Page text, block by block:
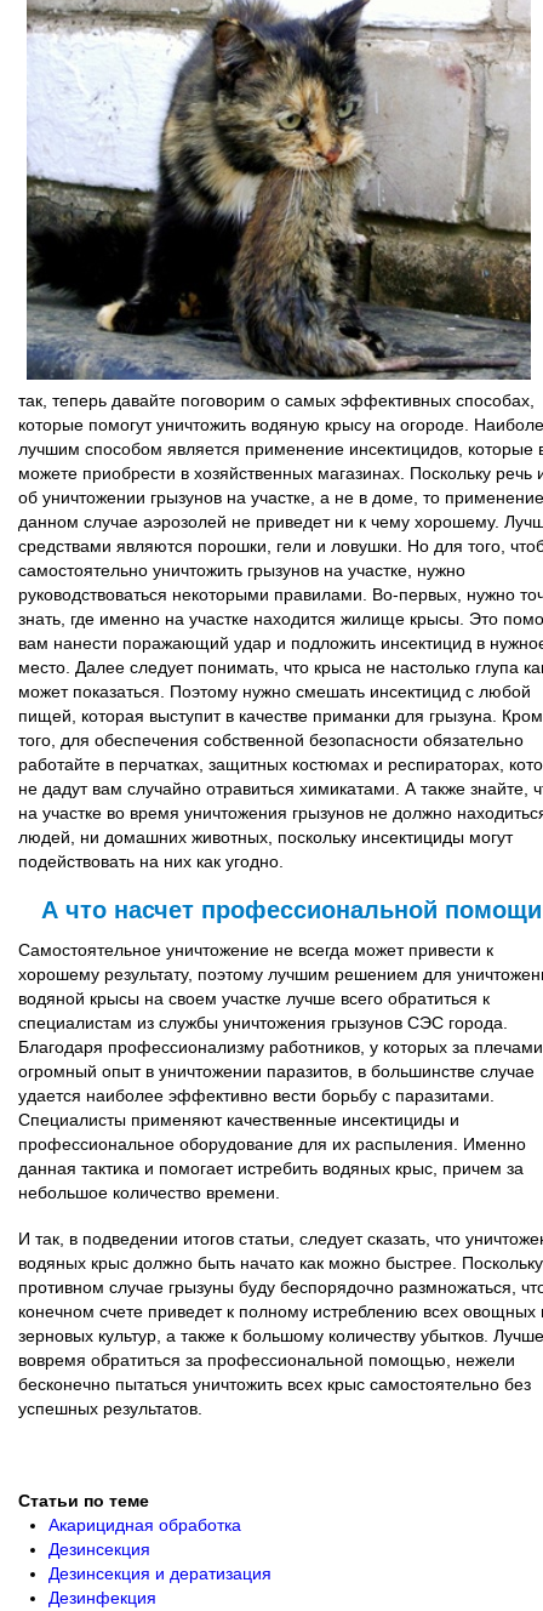
так, теперь давайте поговорим о самых эффективных способах,
которые помогут уничтожить водяную крысу на огороде.
лучшим способом является применение инсектицидов, которые
можете приобрести в хозяйственных магазинах. Поскольку речь
об уничтожении грызунов на участке, а не в доме, то
данном случае аэрозолей не приведет ни к чему хорошему.
средствами являются порошки, гели и ловушки. Но для того,
самостоятельно уничтожить грызунов на участке, нужно
руководствоваться некоторыми правилами. Во-первых, нужно
знать, где именно на участке находится жилище крысы. Это
вам нанести поражающий удар и подложить инсектицид в
место. Далее следует понимать, что крыса не настолько глупа
может показаться. Поэтому нужно смешать инсектицид с любой
пищей, которая выступит в качестве приманки для грызуна.
того, для обеспечения собственной безопасности обязательно
работайте в перчатках, защитных костюмах и респираторах,
не дадут вам случайно отравиться химикатами. А также знайте,
на участке во время уничтожения грызунов не должно
людей, ни домашних животных, поскольку инсектициды могут
подействовать на них как угодно.
А что насчет профессиональной
Самостоятельное уничтожение не всегда может привести к
хорошему результату, поэтому лучшим решением для
водяной крысы на своем участке лучше всего обратиться к
специалистам из службы уничтожения грызунов СЭС города.
Благодаря профессионализму работников, у которых за плечами
огромный опыт в уничтожении паразитов, в большинстве случае
удается наиболее эффективно вести борьбу с паразитами.
Специалисты применяют качественные инсектициды и
профессиональное оборудование для их распыления. Именно
данная тактика и помогает истребить водяных крыс, причем за
небольшое количество времени.
И так, в подведении итогов статьи, следует сказать, что
водяных крыс должно быть начато как можно быстрее.
противном случае грызуны буду беспорядочно размножаться,
конечном счете приведет к полному истреблению всех овощных
зерновых культур, а также к большому количеству убытков. Лучше
вовремя обратиться за профессиональной помощью, нежели
бесконечно пытаться уничтожить всех крыс самостоятельно без
успешных результатов.
Статьи по теме
Акарицидная обработка
Дезинсекция
Дезинсекция и дератизация
Дезинфекция